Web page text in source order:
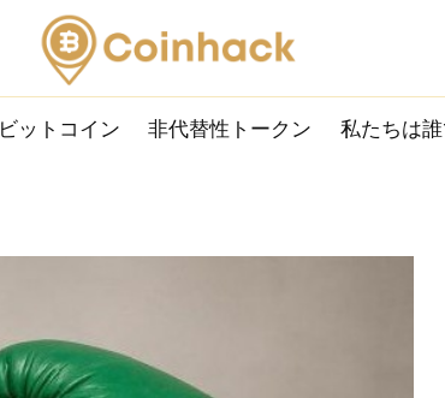
ビットコイン 非代替性トークン 私たちは